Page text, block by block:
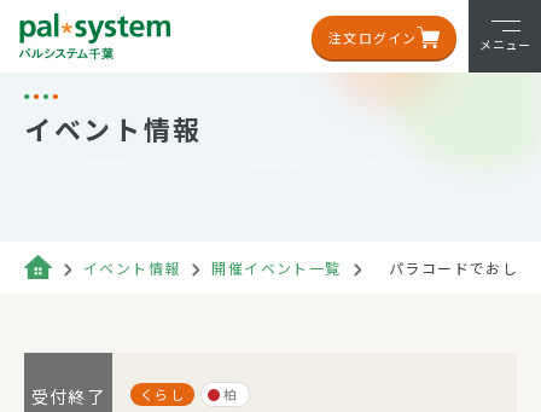
注文ログイン メニュー
イベント情報
イベント情報 開催イベント一覧 パラコードでおし
受付終了 くらし 柏